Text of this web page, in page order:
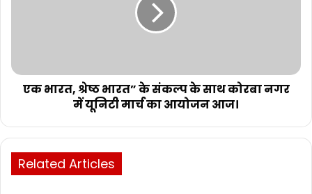
एक भारत, श्रेष्ठ भारत” के संकल्प के साथ कोरबा नगर
में यूनिटी मार्च का आयोजन आज।
Related Articles